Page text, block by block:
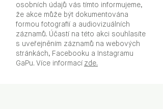
osobních údajů vás tímto informujeme,
že akce může být dokumentována
formou fotografií a audiovizuálních
záznamů. Účastí na této akci souhlasíte
s uveřejněním záznamů na webových
stránkách, Facebooku a Instagramu
GaPu. Více informací zde.